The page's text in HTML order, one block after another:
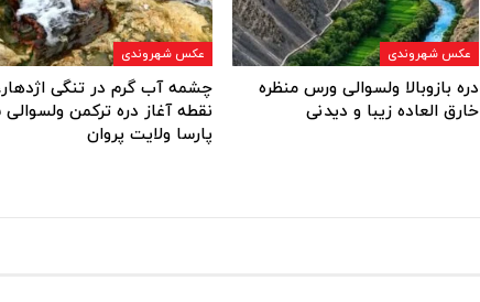
عکس شهروندی
دره بازوبالا ولسوالی ورس منظره
خارق العاده زیبا و دیدنی
عکس شهروندی
چشمه آب گرم در تنگی
نقطه آغاز دره ترکمن
پارسا ولایت پروان